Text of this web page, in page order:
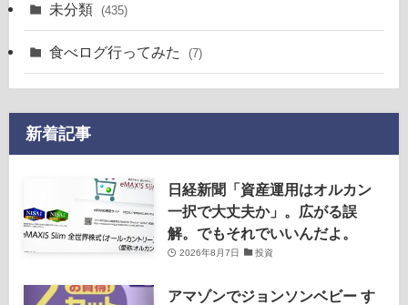
未分類 (435)
食べログ行ってみた (7)
新着記事
日経新聞「資産運用はオルカン
一択で大丈夫か」。広がる誤
解。でもそれでいいんだよ。
2026年8月7日 投資
アマゾンでジョンソンベビー す